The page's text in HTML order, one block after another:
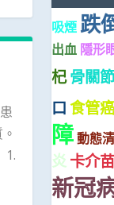
1.
吸煙 跌
出血 隱形
杞骨關
口食管
障動態
炎卡介苗
新冠